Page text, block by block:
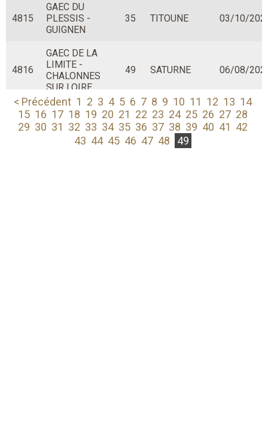
4815
GAEC DU
PLESSIS -
GUIGNEN
35 TITOUNE 03/10/
4816
GAEC DE LA
LIMITE -
CHALONNES
SUR LOIRE
49 SATURNE 06/08/
4817
GAEC DE L ARC
EN CIEL - ST
GEORGES DE
ROUELLEY
50 909 03/10/
< Précédent 1 2 3 4 5 6 7 8 9 10 11 12 13 14
15 16 17 18 19 20 21 22 23 24 25 26 27 28
29 30 31 32 33 34 35 36 37 38 39 40 41 42
43 44 45 46 47 48 49